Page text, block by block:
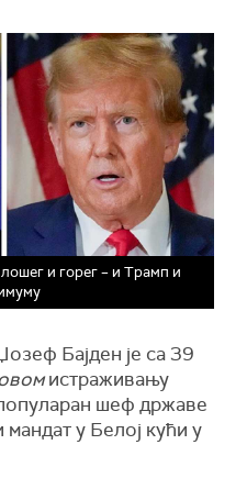
и горег – и Трамп и
Бајден је са 39
истраживању
шеф државе
мандат у Белој кући у